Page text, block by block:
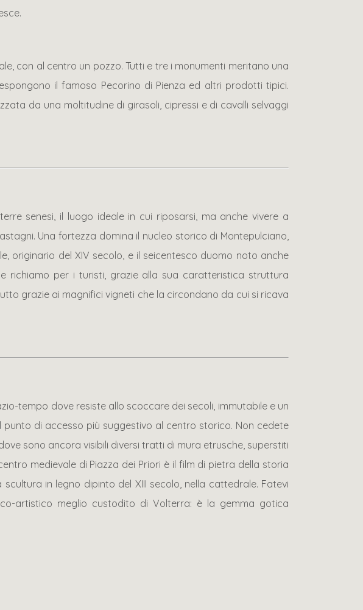
con al centro un pozzo. Tutti e tre i monumenti meritano una
il famoso Pecorino di Pienza ed altri prodotti tipici.
da una moltitudine di girasoli, cipressi e di cavalli selvaggi
senesi, il luogo ideale in cui riposarsi, ma anche vivere a
Una fortezza domina il nucleo storico di Montepulciano,
originario del XIV secolo, e il seicentesco duomo noto anche
richiamo per i turisti, grazie alla sua caratteristica struttura
grazie ai magnifici vigneti che la circondano da cui si ricava
tempo dove resiste allo scoccare dei secoli, immutabile e un
di accesso più suggestivo al centro storico. Non cedete
sono ancora visibili diversi tratti di mura etrusche, superstiti
medievale di Piazza dei Priori è il film di pietra della storia
in legno dipinto del XIII secolo, nella cattedrale. Fatevi
artistico meglio custodito di Volterra: è la gemma gotica